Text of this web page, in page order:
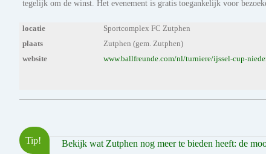
tegelijk om de winst. Het evenement is gratis toegankelijk voor
locatie
Sportcomplex FC Zutphen
plaats
Zutphen (gem. Zutphen)
website
www.ballfreunde.com/nl/turniere/ijssel-cup-
Tip! Bekijk wat Zutphen nog meer te bieden heeft: de